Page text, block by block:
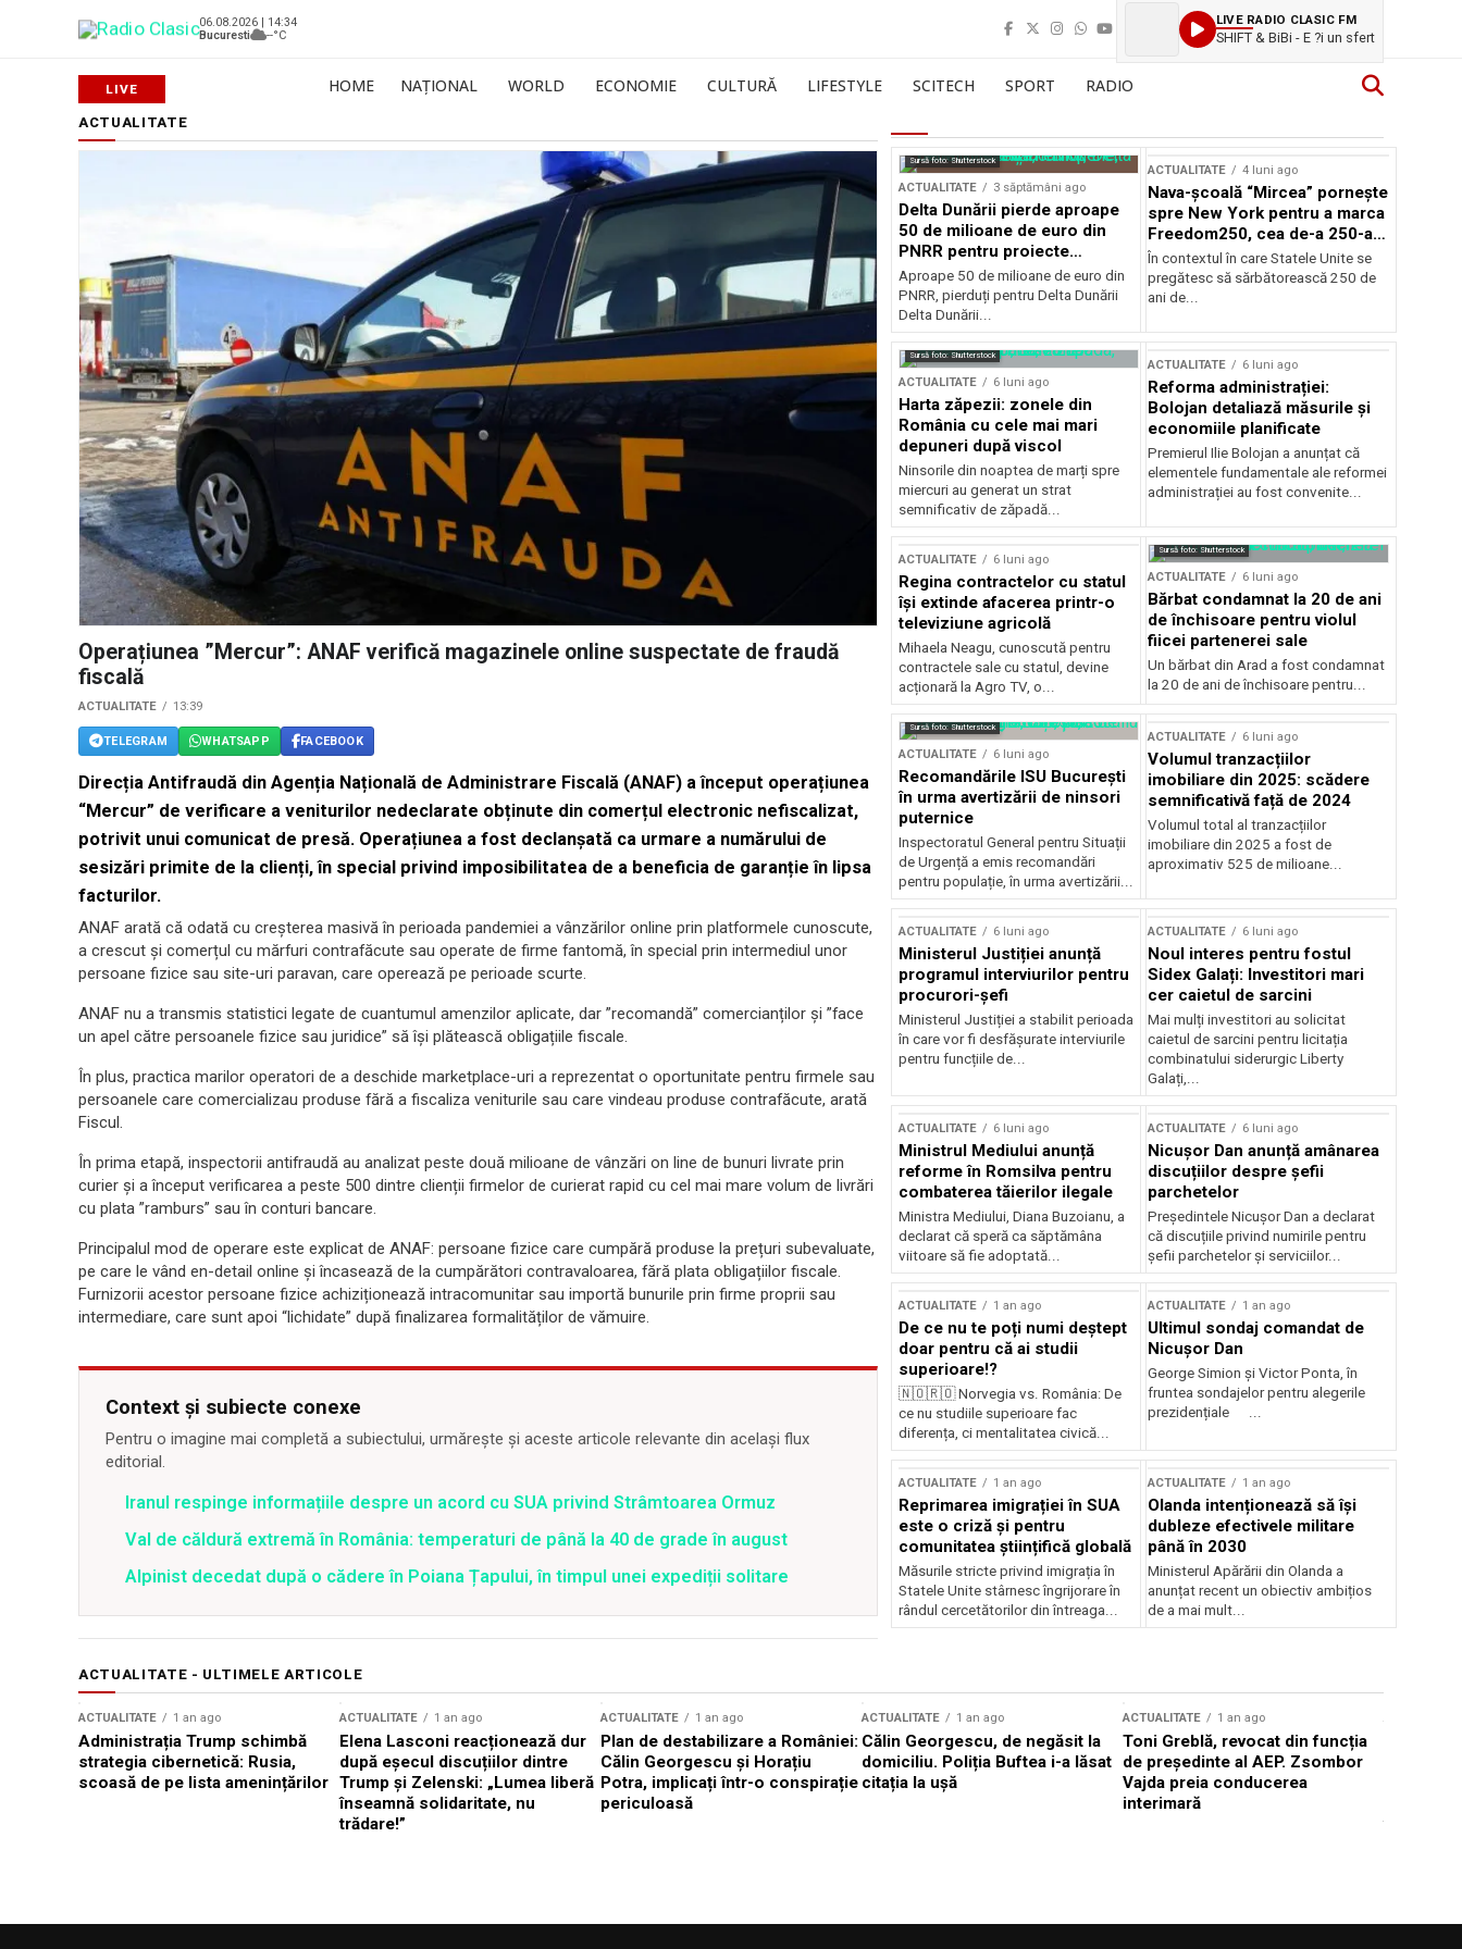
06.08.2026 | 14:34
Bucuresti
--°C
LIVE RADIO CLASIC FM
SHIFT & BiBi - E ?i un sfert
HOME NAȚIONAL WORLD ECONOMIE CULTURĂ LIFESTYLE SCITECH SPORT RADIO
ACTUALITATE
Operațiunea ”Mercur”: ANAF verifică magazinele online suspectate de fraudă
fiscală
ACTUALITATE 13:39
TELEGRAM WHATSAPP FACEBOOK
Direcția Antifraudă din Agenția Națională de Administrare Fiscală (ANAF) a început operațiunea
“Mercur” de verificare a veniturilor nedeclarate obținute din comerțul electronic nefiscalizat,
potrivit unui comunicat de presă. Operațiunea a fost declanșată ca urmare a numărului de
sesizări primite de la clienți, în special privind imposibilitatea de a beneficia de garanție în lipsa
facturilor.
ANAF arată că odată cu creșterea masivă în perioada pandemiei a vânzărilor online prin platformele cunoscute,
a crescut și comerțul cu mărfuri contrafăcute sau operate de firme fantomă, în special prin intermediul unor
persoane fizice sau site-uri paravan, care operează pe perioade scurte.
ANAF nu a transmis statistici legate de cuantumul amenzilor aplicate, dar ”recomandă” comercianților și ”face
un apel către persoanele fizice sau juridice” să își plătească obligațiile fiscale.
În plus, practica marilor operatori de a deschide marketplace-uri a reprezentat o oportunitate pentru firmele sau
persoanele care comercializau produse fără a fiscaliza veniturile sau care vindeau produse contrafăcute, arată
Fiscul.
În prima etapă, inspectorii antifraudă au analizat peste două milioane de vânzări on line de bunuri livrate prin
curier și a început verificarea a peste 500 dintre clienții firmelor de curierat rapid cu cel mai mare volum de livrări
cu plata ”ramburs” sau în conturi bancare.
Principalul mod de operare este explicat de ANAF: persoane fizice care cumpără produse la prețuri subevaluate,
pe care le vând en-detail online și încasează de la cumpărători contravaloarea, fără plata obligațiilor fiscale.
Furnizorii acestor persoane fizice achiziționează intracomunitar sau importă bunurile prin firme proprii sau
intermediare, care sunt apoi “lichidate” după finalizarea formalităților de vămuire.
Context și subiecte conexe
Pentru o imagine mai completă a subiectului, urmărește și aceste articole relevante din același flux
editorial.
Iranul respinge informațiile despre un acord cu SUA privind Strâmtoarea Ormuz
Val de căldură extremă în România: temperaturi de până la 40 de grade în august
Alpinist decedat după o cădere în Poiana Țapului, în timpul unei expediții solitare
Sursă foto: Shutterstock
ACTUALITATE 3 săptămâni ago
Delta Dunării pierde aproape
50 de milioane de euro din
PNRR pentru proiecte
esențiale
Aproape 50 de milioane de euro din
PNRR, pierduți pentru Delta Dunării
Delta Dunării...
ACTUALITATE 4 luni ago
Nava-școală “Mircea” pornește
spre New York pentru a marca
Freedom250, cea de-a 250-a
aniversare a Statelor Unite
În contextul în care Statele Unite se
pregătesc să sărbătorească 250 de
ani de...
Sursă foto: Shutterstock
ACTUALITATE 6 luni ago
Harta zăpezii: zonele din
România cu cele mai mari
depuneri după viscol
Ninsorile din noaptea de marți spre
miercuri au generat un strat
semnificativ de zăpadă...
ACTUALITATE 6 luni ago
Reforma administrației:
Bolojan detaliază măsurile și
economiile planificate
Premierul Ilie Bolojan a anunțat că
elementele fundamentale ale reformei
administrației au fost convenite...
ACTUALITATE 6 luni ago
Regina contractelor cu statul
își extinde afacerea printr-o
televiziune agricolă
Mihaela Neagu, cunoscută pentru
contractele sale cu statul, devine
acționară la Agro TV, o...
Sursă foto: Shutterstock
ACTUALITATE 6 luni ago
Bărbat condamnat la 20 de ani
de închisoare pentru violul
fiicei partenerei sale
Un bărbat din Arad a fost condamnat
la 20 de ani de închisoare pentru...
Sursă foto: Shutterstock
ACTUALITATE 6 luni ago
Recomandările ISU București
în urma avertizării de ninsori
puternice
Inspectoratul General pentru Situații
de Urgență a emis recomandări
pentru populație, în urma avertizării...
ACTUALITATE 6 luni ago
Volumul tranzacțiilor
imobiliare din 2025: scădere
semnificativă față de 2024
Volumul total al tranzacțiilor
imobiliare din 2025 a fost de
aproximativ 525 de milioane...
ACTUALITATE 6 luni ago
Ministerul Justiției anunță
programul interviurilor pentru
procurori-șefi
Ministerul Justiției a stabilit perioada
în care vor fi desfășurate interviurile
pentru funcțiile de...
ACTUALITATE 6 luni ago
Noul interes pentru fostul
Sidex Galați: Investitori mari
cer caietul de sarcini
Mai mulți investitori au solicitat
caietul de sarcini pentru licitația
combinatului siderurgic Liberty
Galați,...
ACTUALITATE 6 luni ago
Ministrul Mediului anunță
reforme în Romsilva pentru
combaterea tăierilor ilegale
Ministra Mediului, Diana Buzoianu, a
declarat că speră ca săptămâna
viitoare să fie adoptată...
ACTUALITATE 6 luni ago
Nicușor Dan anunță amânarea
discuțiilor despre șefii
parchetelor
Președintele Nicușor Dan a declarat
că discuțiile privind numirile pentru
șefii parchetelor și serviciilor...
ACTUALITATE 1 an ago
De ce nu te poți numi deștept
doar pentru că ai studii
superioare!?
🇳🇴🇷🇴 Norvegia vs. România: De
ce nu studiile superioare fac
diferența, ci mentalitatea civică...
ACTUALITATE 1 an ago
Ultimul sondaj comandat de
Nicușor Dan
George Simion și Victor Ponta, în
fruntea sondajelor pentru alegerile
prezidențiale ...
ACTUALITATE 1 an ago
Reprimarea imigrației în SUA
este o criză și pentru
comunitatea științifică globală
Măsurile stricte privind imigrația în
Statele Unite stârnesc îngrijorare în
rândul cercetătorilor din întreaga...
ACTUALITATE 1 an ago
Olanda intenționează să își
dubleze efectivele militare
până în 2030
Ministerul Apărării din Olanda a
anunțat recent un obiectiv ambițios
de a mai mult...
ACTUALITATE - ULTIMELE ARTICOLE
ACTUALITATE 1 an ago
Administrația Trump schimbă
strategia cibernetică: Rusia,
scoasă de pe lista amenințărilor
ACTUALITATE 1 an ago
Elena Lasconi reacționează dur
după eșecul discuțiilor dintre
Trump și Zelenski: „Lumea liberă
înseamnă solidaritate, nu
trădare!”
ACTUALITATE 1 an ago
Plan de destabilizare a României:
Călin Georgescu și Horațiu
Potra, implicați într-o conspirație
periculoasă
ACTUALITATE 1 an ago
Călin Georgescu, de negăsit la
domiciliu. Poliția Buftea i-a lăsat
citația la ușă
ACTUALITATE 1 an ago
Toni Greblă, revocat din funcția
de președinte al AEP. Zsombor
Vajda preia conducerea
interimară